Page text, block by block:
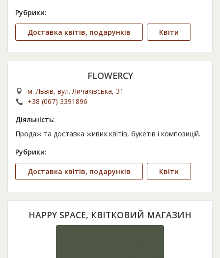
Рубрики:
Доставка квітів, подарунків Квіти
FLOWERCY
м. Львів, вул. Личаківська, 31
+38 (067) 3391896
Діяльність:
Продаж та доставка живих квітів, букетів і композицій.
Рубрики:
Доставка квітів, подарунків Квіти
HAPPY SPACE, КВІТКОВИЙ МАГАЗИН